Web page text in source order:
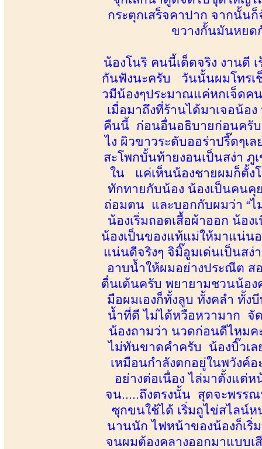
กระตุกเสร็จคาปาก จากนั้น
ขวางกั้นมันหยด
น้องโนริ คนนี้เด็ดจริง งานดี
กันฟังนะครับ วันนั้นผมโทรเ
วมีน้องๆประมาณแค่หกเจ็ดค
เมื่อมาถึงที่ร้านได้มาเจอน้อ
คืนนี้ ก่อนอื่นอธิบายก่อนครับ
ไง ผิวขาวระดับออร่าปรี๊ดๆ
สะโพกบั้นท้ายงอนเป็นสง่า
ใน แค่เห็นน้องชายผมก็ตั้ง
ทักทายกับน้อง น้องเป็นคนคุ
ถ่อมตน และบอกกับผมว่า “ไ
น้องเริ่มถอดเสื้อผ้าออก น้อ
น้องเป็นของแท้แม่ให้มาแน่น
แน่นดีจริงๆ จิมิ๊อูมเด่นเป็นส
อาบน้ำให้ผมอย่างประณีต ส
ตื่นเต้นครับ พยายามชวนน้อง
มือผมเองก็ทั้งลูบ ทั้งคลำ ทั้
น้ำที่ดี ไม่ได้หวือหวามาก จั
น้องถามว่า นวดก่อนดีไหมค
ไม่ทันขาดคำครับ น้องบิ๊วเ
เหมือนกำลังตกอยู่ในพวังค์
อย่างต่อเนื่อง ไล่มาตั้งแต่
จน.....ถึงตรงนั้น สุดจะพรรณ
ซุกขนใช้ได้ เริ่มถูไข่สไลน์
นานนัก ไฟหน้าของน้องก็เริ่
จนผมต้องคลางออกมาแบบเ